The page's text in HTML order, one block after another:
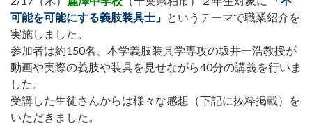
可能を可能にする義肢装具士」 というテーマで職業紹介を
実施しました。
参加者は約150名、本学義肢装具学専攻の坂井一浩教授が
動画や実際の義肢や装具を見せながら40分の講義を行いま
した。
受講した生徒さんからは様々な感想（下記に抜粋掲載）を
いただきました。